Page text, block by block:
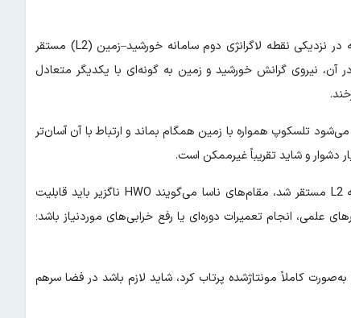
اما HWO قرار نیست به اندازه هابل به زمین نزدیک باشد. این رصدخانه در نزدیکی نقطه لاگرانژی دوم سامانه خورشید–زمین (L2) مستقر
کیلومتری از زمین که در آن، نیروی گرانش خورشید و زمین به گونه‌ای با یکدیگر متعادل
موجب می‌شود تلسکوپ همواره با زمین همگام بماند و ارتباط با آن آسان‌تر
دشوار و شاید تقریباً غیرممکن است.
درحالی‌که جیمز وب بدون هیچ برنامه‌ای برای تعمیر و نگهداری در نقطه L2 مستقر شد، مقام‌های ناسا می‌گویند HWO ناگزیر باید قابلیت
انجام تعمیرات دوره‌ای یا رفع خرابی‌های موردنیاز باشد؛
کاملاً مونتاژشده پرتاب کرد، شاید لازم باشد در فضا سرهم